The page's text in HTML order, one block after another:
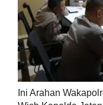
Ini Arahan